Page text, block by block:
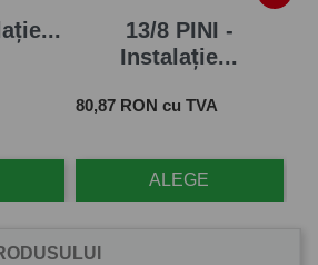
13/8 PINI -
Instalație...
Pret
80,87 RON cu TVA
ALEGE